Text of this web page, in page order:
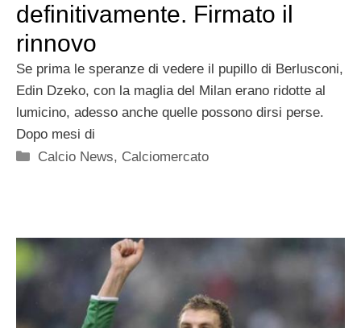
definitivamente. Firmato il
rinnovo
Se prima le speranze di vedere il pupillo di Berlusconi,
Edin Dzeko, con la maglia del Milan erano ridotte al
lumicino, adesso anche quelle possono dirsi perse.
Dopo mesi di
Categorie
Calcio News, Calciomercato